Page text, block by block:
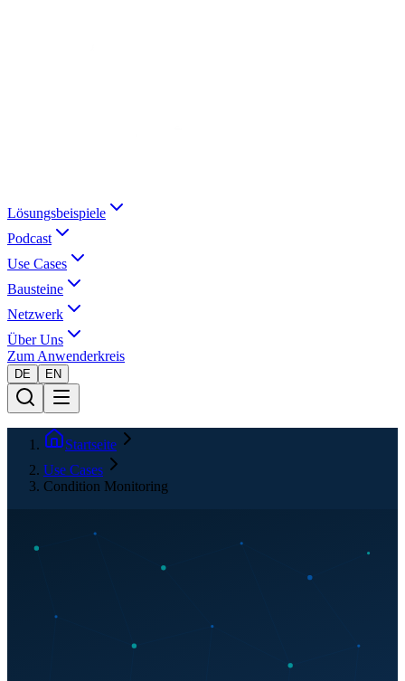
Lösungsbeispiele
Podcast
Use Cases
Bausteine
Netzwerk
Über Uns
Zum Anwenderkreis
DE EN
Startseite
Use Cases
Condition Monitoring